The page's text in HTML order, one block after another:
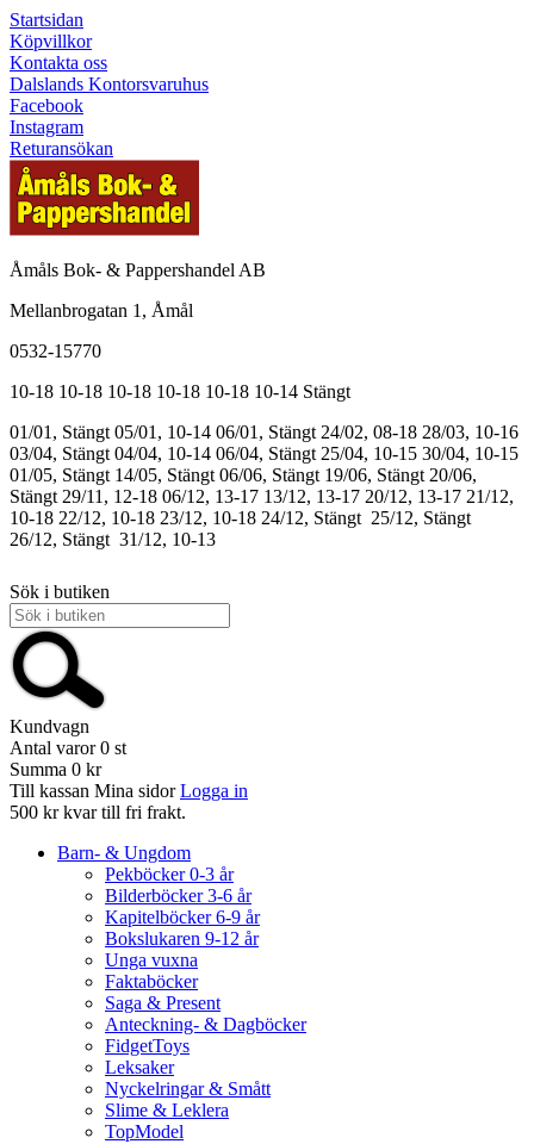
Startsidan
Köpvillkor
Kontakta oss
Dalslands Kontorsvaruhus
Facebook
Instagram
Returansökan
Åmåls Bok- & Pappershandel AB
Mellanbrogatan 1, Åmål
0532-15770
10-18 10-18 10-18 10-18 10-18 10-14 Stängt
01/01, Stängt 05/01, 10-14 06/01, Stängt 24/02, 08-18 28/03, 10-16
03/04, Stängt 04/04, 10-14 06/04, Stängt 25/04, 10-15 30/04, 10-15
01/05, Stängt 14/05, Stängt 06/06, Stängt 19/06, Stängt 20/06,
Stängt 29/11, 12-18 06/12, 13-17 13/12, 13-17 20/12, 13-17 21/12,
10-18 22/12, 10-18 23/12, 10-18 24/12, Stängt 25/12, Stängt
26/12, Stängt 31/12, 10-13
Sök i butiken
Kundvagn
Antal varor 0 st
Summa 0 kr
Till kassan Mina sidor Logga in
500 kr kvar till fri frakt.
Barn- & Ungdom
Pekböcker 0-3 år
Bilderböcker 3-6 år
Kapitelböcker 6-9 år
Bokslukaren 9-12 år
Unga vuxna
Faktaböcker
Saga & Present
Anteckning- & Dagböcker
FidgetToys
Leksaker
Nyckelringar & Smått
Slime & Leklera
TopModel